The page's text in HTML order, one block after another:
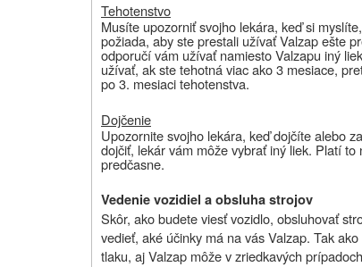
Tehotenstvo
Musíte upozorniť svojho lekára, keď si
požiada, aby ste prestali užívať Valzap ešte
odporučí vám užívať namiesto Valzapu iný
užívať, ak ste tehotná viac ako 3 mesiace,
po 3. mesiaci tehotenstva.
Dojčenie
Upozornite svojho lekára, keď dojčíte alebo
dojčiť, lekár vám môže vybrať iný liek. Platí
predčasne.
Vedenie vozidiel a obsluha strojov
Skôr, ako budete viesť vozidlo, obsluhovať
vedieť, aké účinky má na vás Valzap. Tak
tlaku, aj Valzap môže v zriedkavých